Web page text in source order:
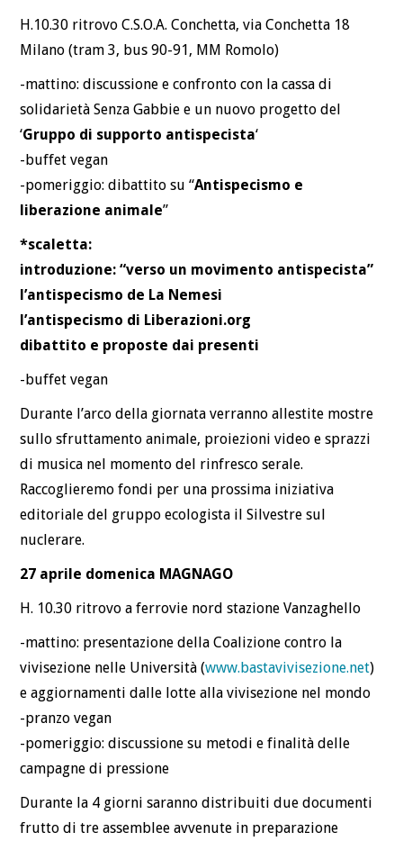
H.10.30 ritrovo C.S.O.A. Conchetta, via Conchetta 18
Milano (tram 3, bus 90-91, MM Romolo)
-mattino: discussione e confronto con la cassa di
solidarietà Senza Gabbie e un nuovo progetto del
‘Gruppo di supporto antispecista‘
-buffet vegan
-pomeriggio: dibattito su “Antispecismo e
liberazione animale”
*scaletta:
introduzione: “verso un movimento antispecista”
l’antispecismo de La Nemesi
l’antispecismo di Liberazioni.org
dibattito e proposte dai presenti
-buffet vegan
Durante l’arco della giornata verranno allestite mostre
sullo sfruttamento animale, proiezioni video e sprazzi
di musica nel momento del rinfresco serale.
Raccoglieremo fondi per una prossima iniziativa
editoriale del gruppo ecologista il Silvestre sul
nuclerare.
27 aprile domenica MAGNAGO
H. 10.30 ritrovo a ferrovie nord stazione Vanzaghello
-mattino: presentazione della Coalizione contro la
vivisezione nelle Università (www.bastavivisezione.net)
e aggiornamenti dalle lotte alla vivisezione nel mondo
-pranzo vegan
-pomeriggio: discussione su metodi e finalità delle
campagne di pressione
Durante la 4 giorni saranno distribuiti due documenti
frutto di tre assemblee avvenute in preparazione